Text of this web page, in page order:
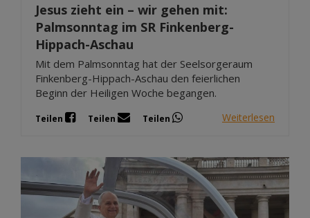
Jesus zieht ein – wir gehen mit:
Palmsonntag im SR Finkenberg-
Hippach-Aschau
Mit dem Palmsonntag hat der Seelsorgeraum
Finkenberg-Hippach-Aschau den feierlichen
Beginn der Heiligen Woche begangen.
Teilen Teilen Teilen Weiterlesen